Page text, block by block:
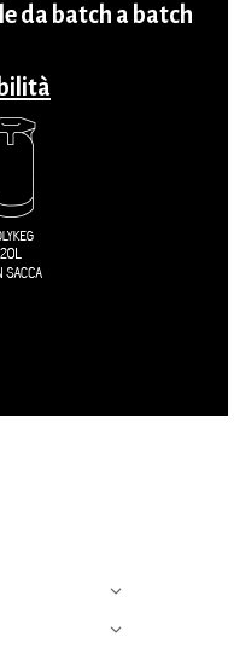
da batch a batch